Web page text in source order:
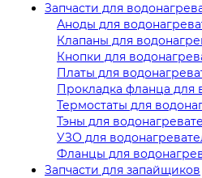
Запчасти для
Аноды для
Клапаны для
Кнопки для
Платы для
Прокладка фланца для
Термостаты для
Тэны для
УЗО для
Фланцы для
Запчасти для запайщиков